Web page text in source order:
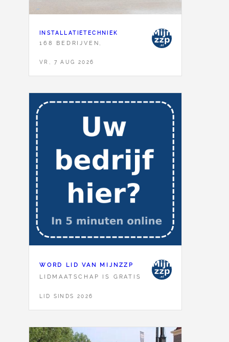
INSTALLATIETECHNIEK
168 BEDRIJVEN,
VR, 7 AUG 2026
WORD LID VAN MIJNZZP
LIDMAATSCHAP IS GRATIS
LID SINDS 2026